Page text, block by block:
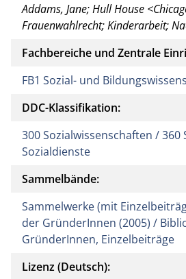
Addams, Jane; Hull House
Frauenwahlrecht; Kinderarbeit;
Fachbereiche und Zentrale
FB1 Sozial- und
DDC-Klassifikation:
300 Sozialwissenschaften / 360
Sozialdienste
Sammelbände:
Sammelwerke (mit
der GründerInnen (2005) /
GründerInnen, Einzelbeiträge
Lizenz (Deutsch):